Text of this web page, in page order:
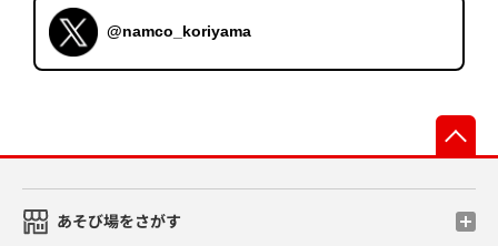
@namco_koriyama
あそび場をさがす